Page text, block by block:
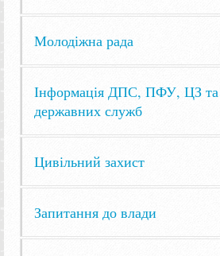
Молодіжна рада
Інформація ДПС, ПФУ, ЦЗ
державних служб
Цивільний захист
Запитання до влади